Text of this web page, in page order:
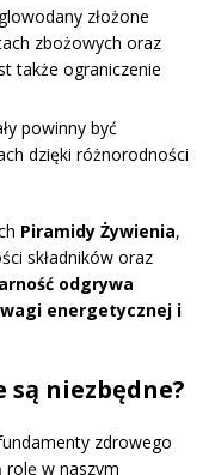
złożone
zbożowych oraz
także ograniczenie
powinny być
dzięki różnorodności
Piramidy Żywienia,
składników oraz
odgrywa
energetycznej i
są niezbędne?
zdrowego
w naszym